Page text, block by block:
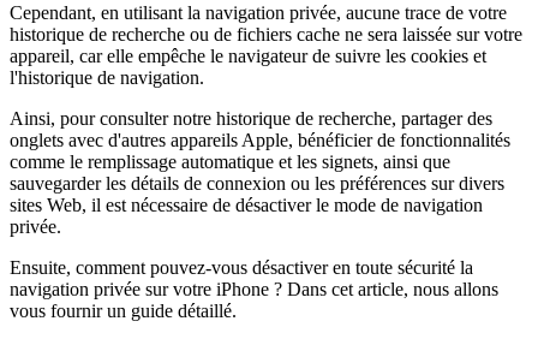
Cependant, en utilisant la navigation privée, aucune trace de votre
historique de recherche ou de fichiers cache ne sera laissée sur votre
appareil, car elle empêche le navigateur de suivre les cookies et
l'historique de navigation.
Ainsi, pour consulter notre historique de recherche, partager des
onglets avec d'autres appareils Apple, bénéficier de fonctionnalités
comme le remplissage automatique et les signets, ainsi que
sauvegarder les détails de connexion ou les préférences sur divers
sites Web, il est nécessaire de désactiver le mode de navigation
privée.
Ensuite, comment pouvez-vous désactiver en toute sécurité la
navigation privée sur votre iPhone ? Dans cet article, nous allons
vous fournir un guide détaillé.